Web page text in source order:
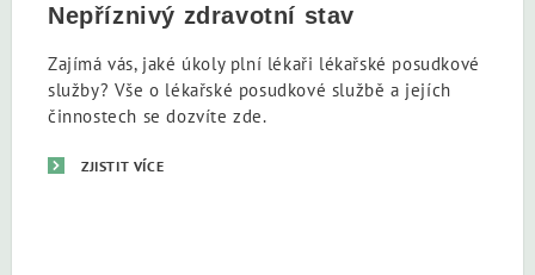
Nepříznivý zdravotní stav
Zajímá vás, jaké úkoly plní lékaři lékařské posudkové
služby? Vše o lékařské posudkové službě a jejích
činnostech se dozvíte zde.
ZJISTIT VÍCE